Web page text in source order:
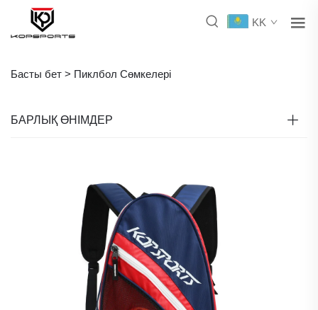
KK
Басты бет > Пиклбол Сөмкелері
БАРЛЫҚ ӨНІМДЕР